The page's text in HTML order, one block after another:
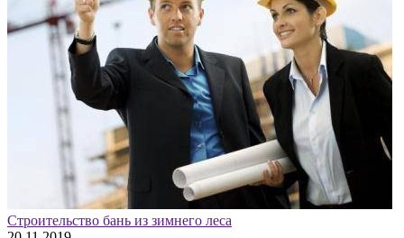
Строительство бань из зимнего леса